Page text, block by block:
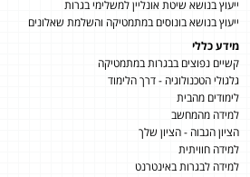
ייעוץ בנושא שיטת אונליין למשלימי בגרות
ייעוץ בנושא בונוסים במתמטיקה והשלמת שאלונים
מידע כללי
קשיים נפוצים בבגרות במתמטיקה
גלגולי הטכנולוגיה - דרך הלימוד
לימודים מהבית
למידה מהמחשב
הציון הגבוה - הציון שלך
למידה חוויתית
למידה לבגרות באינטרנט